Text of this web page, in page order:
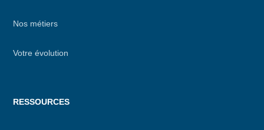
Nos métiers
Votre évolution
RESSOURCES